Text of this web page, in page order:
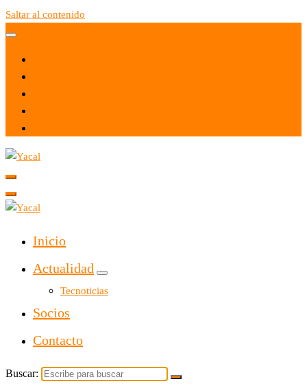
Saltar al contenido
Yacal micro hosting
Inicio
Actualidad
Tecnoticias
Socios
Contacto
Buscar: